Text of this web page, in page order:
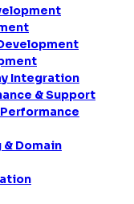
Integration
& Support
Domain